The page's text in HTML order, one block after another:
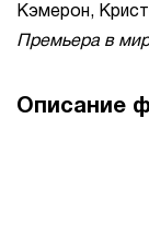
Кэмерон,
Премьера в
Описание